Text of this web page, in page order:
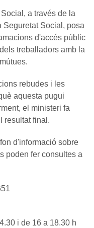
a través de la
Seguretat Social, posa
d'accés públic
treballadors amb la
rebudes i les
aquesta pugui
el ministeri fa
resultat final.
d'informació sobre
poden fer consultes a
i de 16 a 18.30 h